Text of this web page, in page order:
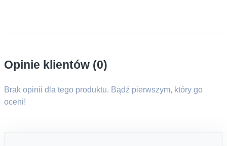
Opinie klientów (0)
Brak opinii dla tego produktu. Bądź pierwszym, który go
oceni!